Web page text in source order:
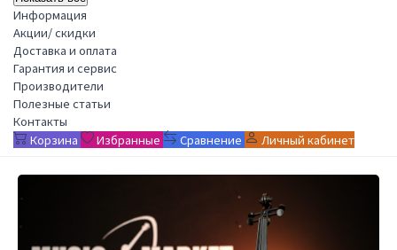
Информация
Акции/ скидки
Доставка и оплата
Гарантия и сервис
Производители
Полезные статьи
Контакты
Корзина
Избранные Сравнение Личный кабинет